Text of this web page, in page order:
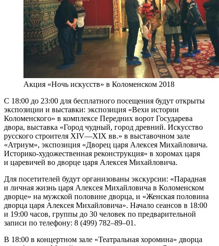
Акция «Ночь искусств» в Коломенском 2018
С 18:00 до 23:00 для бесплатного посещения будут открыты
экспозиции и выставки: экспозиция «Вехи истории
Коломенского» в комплексе Передних ворот Государева
двора, выставка «Город чудный, город древний. Искусство
русского строителя XIV—XIX вв.» в выставочном зале
«Атриум», экспозиция «Дворец царя Алексея Михайловича.
Историко-художественная реконструкция» в хоромах царя
и царевичей во дворце царя Алексея Михайловича.
Для посетителей будут организованы экскурсии: «Парадная
и личная жизнь царя Алексея Михайловича в Коломенском
дворце» на мужской половине дворца, и «Женская половина
дворца царя Алексея Михайловича». Начало сеансов в 18:00
и 19:00 часов, группы до 30 человек по предварительной
записи по телефону: 8 (499) 782–89–01.
В 18:00 в концертном зале «Театральная хоромина» дворца